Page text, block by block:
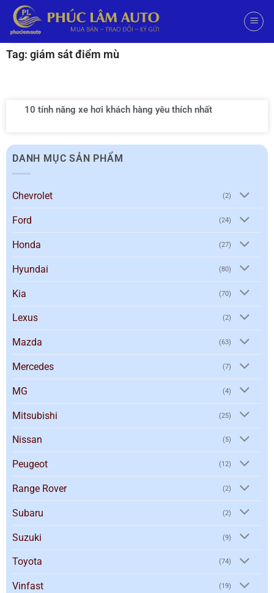
Tag: giám sát điểm mù
10 tính năng xe hơi khách hàng yêu thích nhất
DANH MỤC SẢN PHẨM
Chevrolet (2)
Ford (24)
Honda (27)
Hyundai (80)
Kia (70)
Lexus (2)
Mazda (63)
Mercedes (7)
MG (4)
Mitsubishi (25)
Nissan (5)
Peugeot (12)
Range Rover (2)
Subaru (2)
Suzuki (9)
Toyota (74)
Vinfast (19)